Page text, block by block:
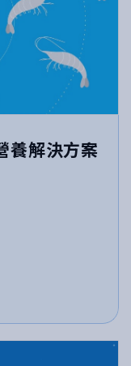
養解決方案